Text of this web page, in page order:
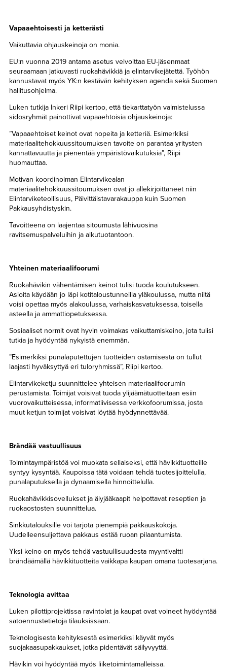
Vapaaehtoisesti ja ketterästi
Vaikuttavia ohjauskeinoja on monia.
EU:n vuonna 2019 antama asetus velvoittaa EU-jäsenmaat
seuraamaan jatkuvasti ruokahävikkiä ja elintarvikejätettä. Työhön
kannustavat myös YK:n kestävän kehityksen agenda sekä Suomen
hallitusohjelma.
Luken tutkija Inkeri Riipi kertoo, että tiekarttatyön valmistelussa
sidosryhmät painottivat vapaaehtoisia ohjauskeinoja:
”Vapaaehtoiset keinot ovat nopeita ja ketteriä. Esimerkiksi
materiaalitehokkuussitoumuksen tavoite on parantaa yritysten
kannattavuutta ja pienentää ympäristövaikutuksia”, Riipi
huomauttaa.
Motivan koordinoiman Elintarvikealan
materiaalitehokkuussitoumuksen ovat jo allekirjoittaneet niin
Elintarviketeollisuus, Päivittäistavarakauppa kuin Suomen
Pakkausyhdistyskin.
Tavoitteena on laajentaa sitoumusta lähivuosina
ravitsemuspalveluihin ja alkutuotantoon.
Yhteinen materiaalifoorumi
Ruokahävikin vähentämisen keinot tulisi tuoda koulutukseen.
Asioita käydään jo läpi kotitaloustunneilla yläkoulussa, mutta niitä
voisi opettaa myös alakoulussa, varhaiskasvatuksessa, toisella
asteella ja ammattiopetuksessa.
Sosiaaliset normit ovat hyvin voimakas vaikuttamiskeino, jota tulisi
tutkia ja hyödyntää nykyistä enemmän.
”Esimerkiksi punalaputettujen tuotteiden ostamisesta on tullut
laajasti hyväksyttyä eri tuloryhmissä”, Riipi kertoo.
Elintarvikeketju suunnittelee yhteisen materiaalifoorumin
perustamista. Toimijat voisivat tuoda ylijäämätuotteitaan esiin
vuorovaikutteisessa, informatiivisessa verkkofoorumissa, josta
muut ketjun toimijat voisivat löytää hyödynnettävää.
Brändää vastuullisuus
Toimintaympäristöä voi muokata sellaiseksi, että hävikkituotteille
syntyy kysyntää. Kaupoissa tätä voidaan tehdä tuotesijoittelulla,
punalaputuksella ja dynaamisella hinnoittelulla.
Ruokahävikkisovellukset ja älyjääkaapit helpottavat reseptien ja
ruokaostosten suunnittelua.
Sinkkutalouksille voi tarjota pienempiä pakkauskokoja.
Uudelleensuljettava pakkaus estää ruoan pilaantumista.
Yksi keino on myös tehdä vastuullisuudesta myyntivaltti
brändäämällä hävikkituotteita vaikkapa kaupan omana tuotesarjana.
Teknologia avittaa
Luken pilottiprojektissa ravintolat ja kaupat ovat voineet hyödyntää
satoennustetietoja tilauksissaan.
Teknologisesta kehityksestä esimerkiksi käyvät myös
suojakaasupakkaukset, jotka pidentävät säilyvyyttä.
Hävikin voi hyödyntää myös liiketoimintamalleissa.